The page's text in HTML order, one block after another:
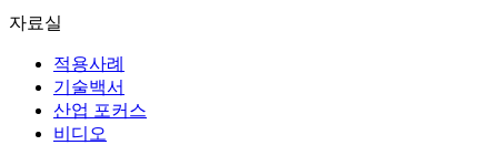
자료실
적용사례
기술백서
산업 포커스
비디오